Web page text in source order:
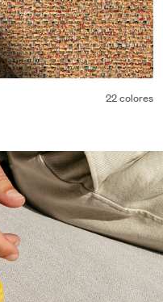
22 colores